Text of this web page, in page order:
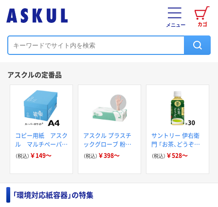
カゴ
メニュー
アスクルの定番品
コピー用紙 アスク
ル マルチペーパー
スーパーホワイト+
（税込） ￥149～
アスクル プラスチ
ックグローブ 粉な
し（パウダーフリー）
（税込） ￥398～
サントリー 伊右衛
門 「お茶、どうぞ。」
緑茶
（税込） ￥528～
「環境対応紙容器」の特集